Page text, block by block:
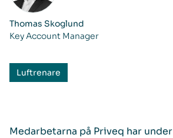
Thomas Skoglund
Key Account Manager
Luftrenare
Medarbetarna på Priveq har under